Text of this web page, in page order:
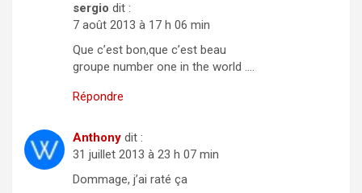
sergio dit :
7 août 2013 à 17 h 06 min
Que c’est bon,que c’est beau
groupe number one in the world ….
Répondre
Anthony dit :
31 juillet 2013 à 23 h 07 min
Dommage, j’ai raté ça